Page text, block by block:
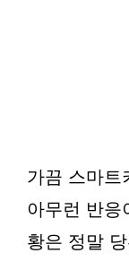
가끔 스마트
아무런 반응
황은 정말